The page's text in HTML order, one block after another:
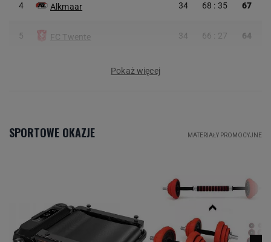
4 Alkmaar 34 68 : 35 67
5 FC Twente 34 66 : 27 64
Pokaż więcej